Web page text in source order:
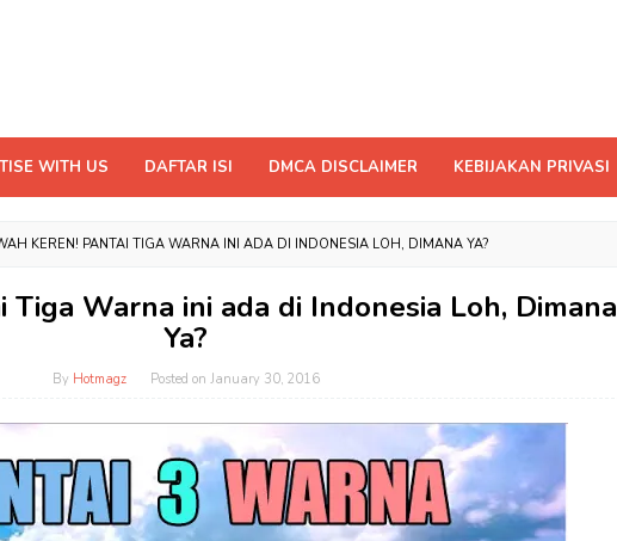
WITH US DAFTAR ISI DMCA DISCLAIMER KEBIJAKAN PRIVASI
KEREN! PANTAI TIGA WARNA INI ADA DI INDONESIA LOH, DIMANA YA?
Tiga Warna ini ada di Indonesia Loh, Dimana
Ya?
By Hotmagz Posted on January 30, 2016